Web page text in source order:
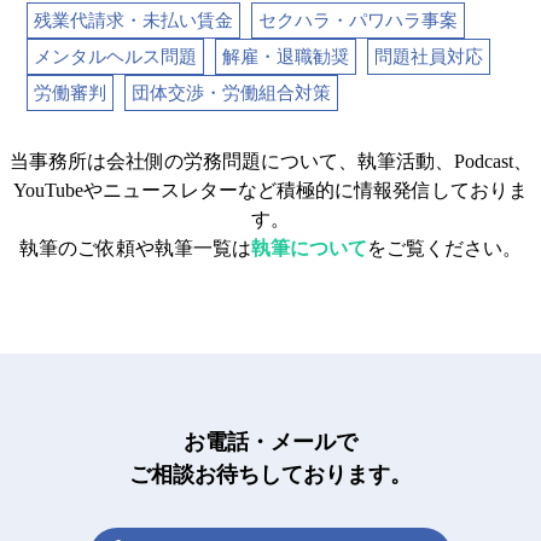
残業代請求・未払い賃金
セクハラ・パワハラ事案
メンタルヘルス問題
解雇・退職勧奨
問題社員対応
労働審判
団体交渉・労働組合対策
当事務所は会社側の労務問題について、執筆活動、Podcast、
YouTubeやニュースレターなど積極的に情報発信しておりま
す。
執筆のご依頼や執筆一覧は執筆についてをご覧ください。
お電話・メールで
ご相談お待ちしております。